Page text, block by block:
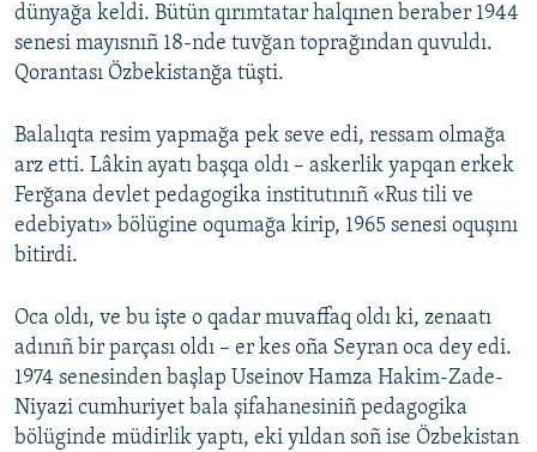
dünyağa keldi. Bütün qırımtatar halqınen beraber 1944
senesi mayısnıñ 18-nde tuvğan toprağından quvuldı.
Qorantası Özbekistanğa tüşti.
Balalıqta resim yapmağa pek seve edi, ressam olmağa
arz etti. Lâkin ayatı başqa oldı – askerlik yapqan erkek
Ferğana devlet pedagogika institutınıñ «Rus tili ve
edebiyatı» bölügine oqumağa kirip, 1965 senesi oquşını
bitirdi.
Oca oldı, ve bu işte o qadar muvaffaq oldı ki, zenaatı
adınıñ bir parçası oldı – er kes oña Seyran oca dey edi.
1974 senesinden başlap Useinov Hamza Hakim-Zade-
Niyazi cumhuriyet bala şifahanesiniñ pedagogika
bölüginde müdirlik yaptı, eki yıldan soñ ise Özbekistan